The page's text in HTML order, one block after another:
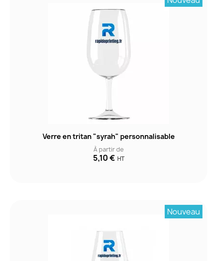
Verre en tritan "syrah" personnalisable
À partir de
5,10 € HT
Nouveau